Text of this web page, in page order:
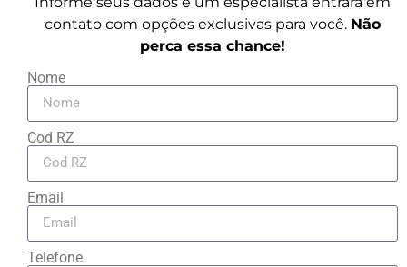
contato com opções exclusivas para você. Não
perca essa chance!
Nome
Cod RZ
Email
Telefone